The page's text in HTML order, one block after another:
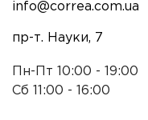
info@correa.com.ua
пр-т. Науки, 7
Пн-Пт 10:00 - 19:00
Сб 11:00 - 16:00